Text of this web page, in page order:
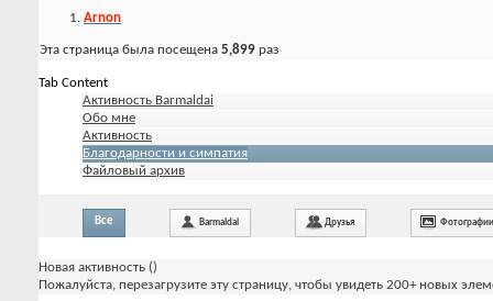
Arnon
Эта страница была посещена 5,899 раз
Tab Content
Активность Barmaldai
Обо мне
Активность
Благодарности и симпатия
Файловый архив
Все Barmaldai Друзья Фотографии
Новая активность ()
Пожалуйста, перезагрузите эту страницу, чтобы увидеть 200+ новых